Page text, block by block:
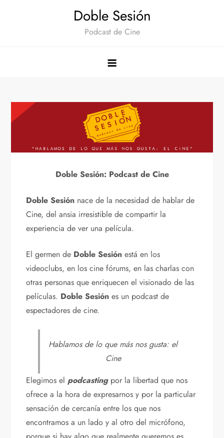
Doble Sesión
Podcast de Cine
Doble Sesión: Podcast de Cine
Doble Sesión nace de la necesidad de hablar de
Cine, del ansia irresistible de compartir la
experiencia de ver una película.
El germen de Doble Sesión está en los
videoclubs, en los cine fórums, en las charlas con
otras personas que enriquecen el visionado de las
películas. Doble Sesión es un podcast de
espectadores de cine.
Hablamos de lo que más nos gusta: el
Cine
Elegimos elpodcastingpor la libertad que nos
ofrece a la hora de expresarnos y por la particular
sensación de cercanía entre los que nos
encontramos a un lado y al otro del micrófono,